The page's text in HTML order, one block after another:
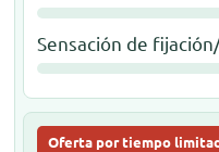
Sensación de
Oferta por tiempo